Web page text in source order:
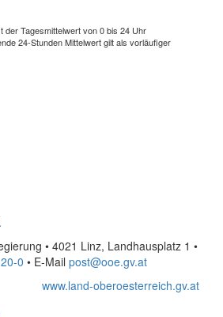
der Tagesmittelwert von 0 bis 24 Uhr
24-Stunden Mittelwert gilt als vorläufiger
.
• 4021 Linz, Landhausplatz 1 •
0 • E-Mail post@ooe.gv.at
www.land-oberoesterreich.gv.at